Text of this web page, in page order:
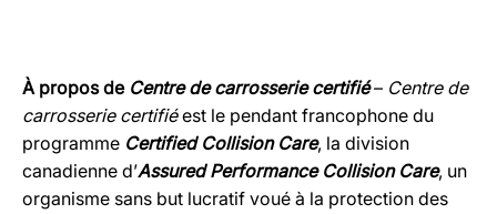
À propos de Centre de carrosserie certifié– Centre de
carrosserie certifiéest le pendant francophone du
programme Certified Collision Care, la division
canadienne d’Assured Performance Collision Care, un
organisme sans but lucratif voué à la protection des